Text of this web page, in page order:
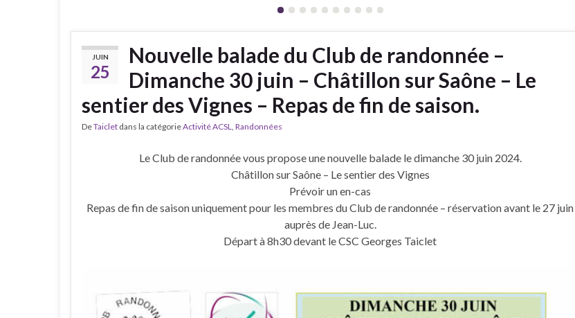
JUIN
25
Nouvelle balade du Club de randonnée –
Dimanche 30 juin – Châtillon sur Saône – Le
sentier des Vignes – Repas de fin de saison.
DeTaiclet dans la catégorieActivité ACSL, Randonnées
Le Club de randonnée vous propose une nouvelle balade le dimanche 30 juin 2024.
Châtillon sur Saône – Le sentier des Vignes
Prévoir un en-cas
Repas de fin de saison uniquement pour les membres du Club de randonnée – réservation avant le 27 juin
auprès de Jean-Luc.
Départ à 8h30 devant le CSC Georges Taiclet